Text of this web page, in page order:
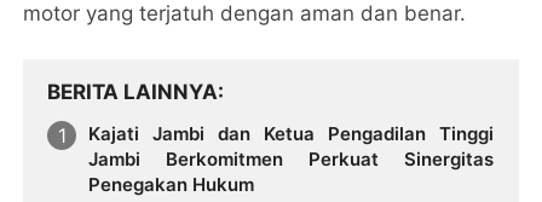
motor yang terjatuh dengan aman dan benar.
BERITA LAINNYA
Kajati Jambi dan Ketua Pengadilan Tinggi
Jambi Berkomitmen Perkuat Sinergitas
Penegakan Hukum